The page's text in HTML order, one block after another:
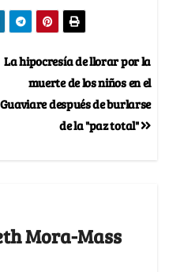
La hipocresía de llorar por la
muerte de los niños en el
Guaviare después de burlarse
de la "paz total"
Mora-Mass